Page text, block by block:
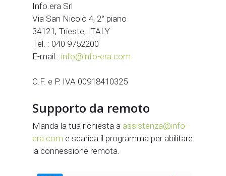
Info.era Srl
Via San Nicolò 4, 2° piano
34121, Trieste, ITALY
Tel. : 040 9752200
E-mail : info@info-era.com
C.F. e P. IVA 00918410325
Supporto da remoto
Manda la tua richiesta a assistenza@info-
era.com e scarica il programma per abilitare
la connessione remota.